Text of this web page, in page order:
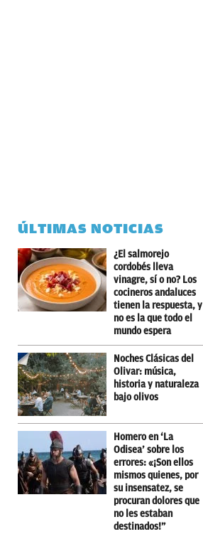
ÚLTIMAS NOTICIAS
¿El salmorejo
cordobés lleva
vinagre, sí o no? Los
cocineros andaluces
tienen la respuesta, y
no es la que todo el
mundo espera
Noches Clásicas del
Olivar: música,
historia y naturaleza
bajo olivos
Homero en ‘La
Odisea’ sobre los
errores: «¡Son ellos
mismos quienes, por
su insensatez, se
procuran dolores que
no les estaban
destinados!”